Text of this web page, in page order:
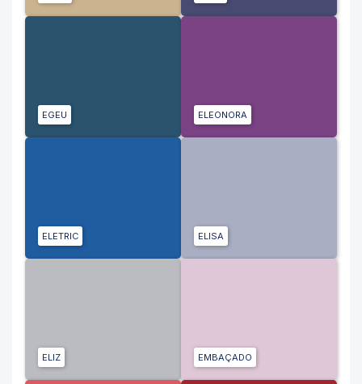
EGEU ELEONORA
ELETRIC ELISA
ELIZ EMBAÇADO